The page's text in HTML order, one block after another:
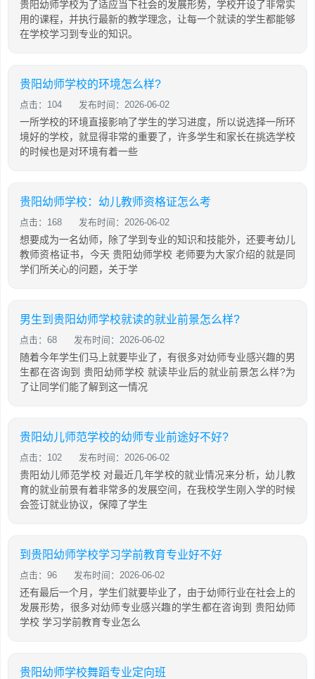
贵阳幼师学校为了适应当下社会的发展形势，学校开设了非常实
用的课程，并执行最新的教学理念，让每一个就读的学生都能够
在学校学习到专业的知识。
贵阳幼师学校的环境怎么样?
点击：104 发布时间：2026-06-02
一所学校的环境直接影响了学生的学习进度，所以说选择一所环
境好的学校，就显得非常的重要了，许多学生和家长在挑选学校
的时候也是对环境有着一些
贵阳幼师学校：幼儿教师资格证怎么考
点击：168 发布时间：2026-06-02
想要成为一名幼师，除了学到专业的知识和技能外，还要考幼儿
教师资格证书，今天 贵阳幼师学校 老师要为大家介绍的就是同
学们所关心的问题，关于学
男生到贵阳幼师学校就读的就业前景怎么样?
点击：68 发布时间：2026-06-02
随着今年学生们马上就要毕业了，有很多对幼师专业感兴趣的男
生都在咨询到 贵阳幼师学校 就读毕业后的就业前景怎么样?为
了让同学们能了解到这一情况
贵阳幼儿师范学校的幼师专业前途好不好?
点击：102 发布时间：2026-06-02
贵阳幼儿师范学校 对最近几年学校的就业情况来分析，幼儿教
育的就业前景有着非常多的发展空间，在我校学生刚入学的时候
会签订就业协议，保障了学生
到贵阳幼师学校学习学前教育专业好不好
点击：96 发布时间：2026-06-02
还有最后一个月，学生们就要毕业了，由于幼师行业在社会上的
发展形势，很多对幼师专业感兴趣的学生都在咨询到 贵阳幼师
学校 学习学前教育专业怎么
贵阳幼师学校舞蹈专业定向班